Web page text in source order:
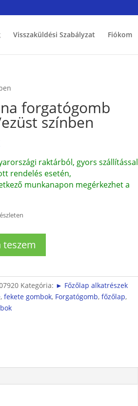
Visszaküldési Szabályzat Fiókom
forgatógomb
színben
raktárból, gyors szállítással
rendelés esetén,
munkanapon megérkezhet a
teszem
Kategória: ► Főzőlap alkatrészek
,fekete gombok, Forgatógomb,főzőlap,